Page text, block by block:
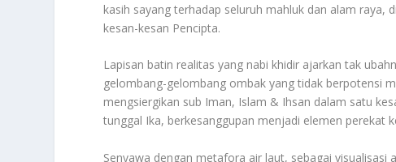
kasih sayang terhadap seluruh mahluk dan alam raya,
kesan-kesan Pencipta.
Lapisan batin realitas yang nabi khidir ajarkan tak
gelombang-gelombang ombak yang tidak berpotensi
mengsiergikan sub Iman, Islam & Ihsan dalam satu
tunggal Ika, berkesanggupan menjadi elemen perekat
Senyawa dengan metafora air laut, sebagai